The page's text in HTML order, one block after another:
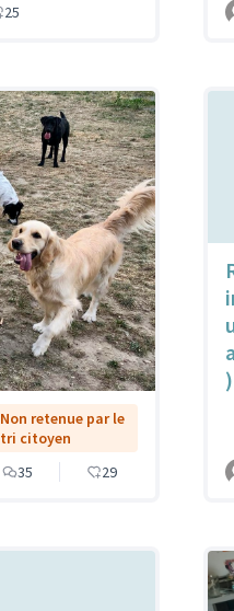
25
Non retenue par le
tri citoyen
35 29
)